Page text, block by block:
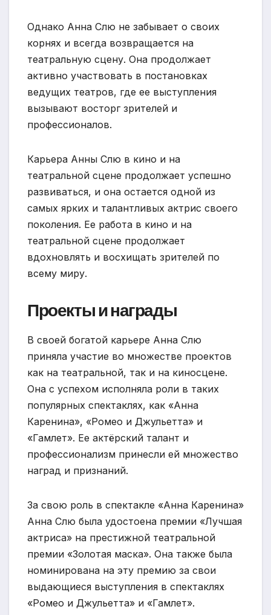
Однако Анна Слю не забывает о своих
корнях и всегда возвращается на
театральную сцену. Она продолжает
активно участвовать в постановках
ведущих театров, где ее выступления
вызывают восторг зрителей и
профессионалов.
Карьера Анны Слю в кино и на
театральной сцене продолжает успешно
развиваться, и она остается одной из
самых ярких и талантливых актрис своего
поколения. Ее работа в кино и на
театральной сцене продолжает
вдохновлять и восхищать зрителей по
всему миру.
Проекты и награды
В своей богатой карьере Анна Слю
приняла участие во множестве проектов
как на театральной, так и на киносцене.
Она с успехом исполняла роли в таких
популярных спектаклях, как «Анна
Каренина», «Ромео и Джульетта» и
«Гамлет». Ее актёрский талант и
профессионализм принесли ей множество
наград и признаний.
За свою роль в спектакле «Анна Каренина»
Анна Слю была удостоена премии «Лучшая
актриса» на престижной театральной
премии «Золотая маска». Она также была
номинирована на эту премию за свои
выдающиеся выступления в спектаклях
«Ромео и Джульетта» и «Гамлет».